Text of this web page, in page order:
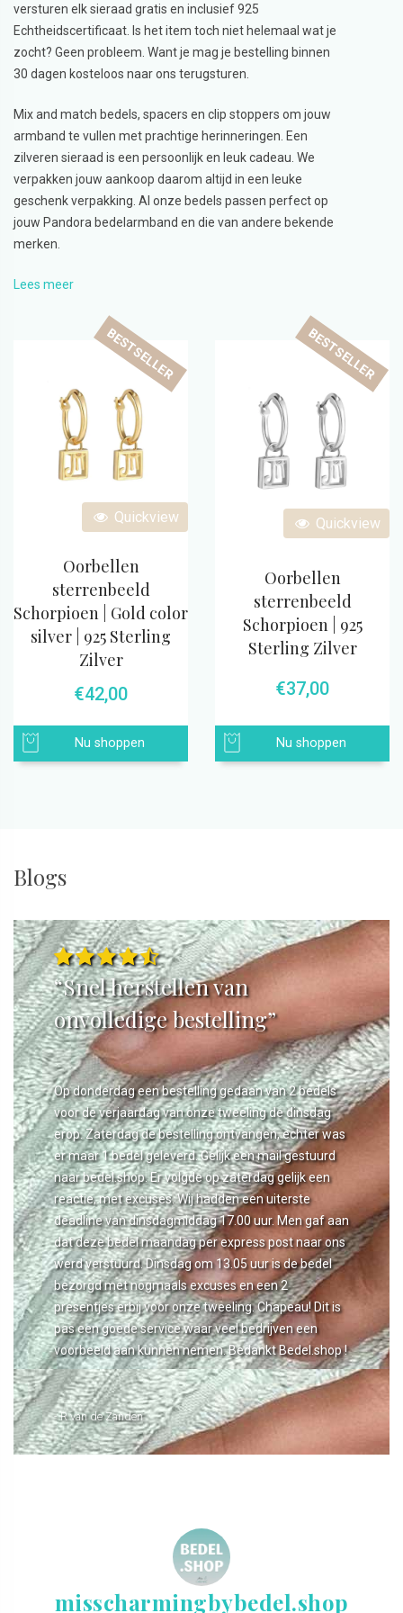
versturen elk sieraad gratis en inclusief 925
Echtheidscertificaat. Is het item toch niet helemaal wat je
zocht? Geen probleem. Want je mag je bestelling binnen
30 dagen kosteloos naar ons terugsturen.
Mix and match bedels, spacers en clip stoppers om jouw
armband te vullen met prachtige herinneringen. Een
zilveren sieraad is een persoonlijk en leuk cadeau. We
verpakken jouw aankoop daarom altijd in een leuke
geschenk verpakking. Al onze bedels passen perfect op
jouw Pandora bedelarmband en die van andere bekende
merken.
Lees meer
Quickview
BESTSELLER
Oorbellen
sterrenbeeld
Schorpioen | Gold color
silver | 925 Sterling
Zilver
€42,00
Nu shoppen
Quickview
BESTSELLER
Oorbellen
sterrenbeeld
Schorpioen | 925
Sterling Zilver
€37,00
Nu shoppen
Blogs
“Snel herstellen van
onvolledige bestelling”
Op donderdag een bestelling gedaan van 2 bedels
voor de verjaardag van onze tweeling de dinsdag
erop. Zaterdag de bestelling ontvangen, echter was
er maar 1 bedel geleverd. Gelijk een mail gestuurd
naar bedel.shop. Er volgde op zaterdag gelijk een
reactie, met excuses. Wij hadden een uiterste
deadline van dinsdagmiddag 17.00 uur. Men gaf aan
dat deze bedel maandag per express post naar ons
werd verstuurd. Dinsdag om 13.05 uur is de bedel
bezorgd met nogmaals excuses en een 2
presentjes erbij voor onze tweeling. Chapeau! Dit is
pas een goede service waar veel bedrijven een
voorbeeld aan kunnen nemen. Bedankt Bedel.shop !
- R van de Zanden
misscharmingbybedel.shop